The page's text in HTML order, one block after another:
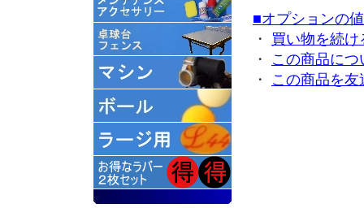
■オプションの
・ 買い物を続け
・ この商品に
・ この商品を